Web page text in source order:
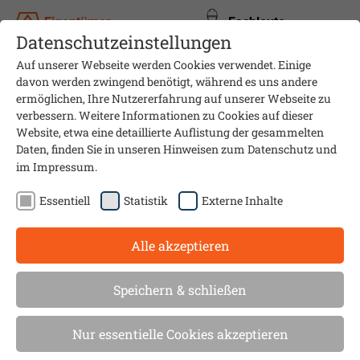
Eigentümer Fachleute
Informationsveranstaltung
Immobilien,
Energieeffizienz,
Datenschutzeinstellungen
Auf unserer Webseite werden Cookies verwendet. Einige
davon werden zwingend benötigt, während es uns andere
ermöglichen, Ihre Nutzererfahrung auf unserer Webseite zu
verbessern. Weitere Informationen zu Cookies auf dieser
Website, etwa eine detaillierte Auflistung der gesammelten
Daten, finden Sie in unseren Hinweisen zum Datenschutzund
im Impressum.
Essentiell Statistik Externe Inhalte
Alle akzeptieren
Speichern & schließen
Nur essentielle Cookies akzeptieren